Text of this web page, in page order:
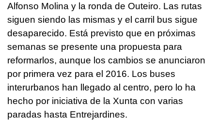
Alfonso Molina y la ronda de Outeiro. Las rutas
siguen siendo las mismas y el carril bus sigue
desaparecido. Está previsto que en próximas
semanas se presente una propuesta para
reformarlos, aunque los cambios se anunciaron
por primera vez para el 2016. Los buses
interurbanos han llegado al centro, pero lo ha
hecho por iniciativa de la Xunta con varias
paradas hasta Entrejardines.